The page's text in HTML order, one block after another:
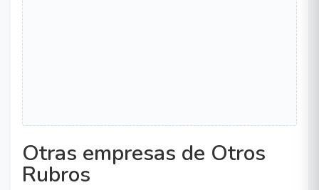
Otras empresas de Otros
Rubros